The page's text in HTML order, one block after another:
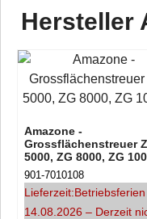
Hersteller
Amazone -
Grossflächenstreuer
5000, ZG 8000, ZG
901-7010108
Lieferzeit:
14.08.2026 – Derzeit